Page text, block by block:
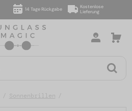
14 Tage Rückgabe
Kostenlose
Lieferung
Sonnenbrillen